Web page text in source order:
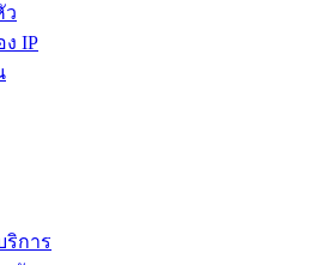
ว
IP
การ